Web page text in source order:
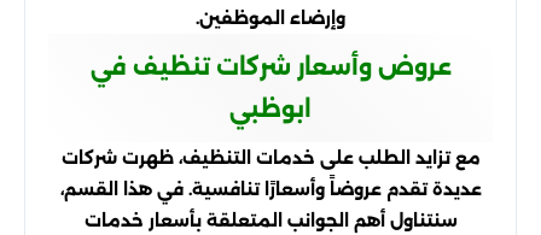
وإرضاء الموظفين.
عروض وأسعار شركات تنظيف في
ابوظبي
مع تزايد الطلب على خدمات التنظيف، ظهرت شركات
عديدة تقدم عروضاً وأسعارًا تنافسية. في هذا القسم،
سنتناول أهم الجوانب المتعلقة بأسعار خدمات